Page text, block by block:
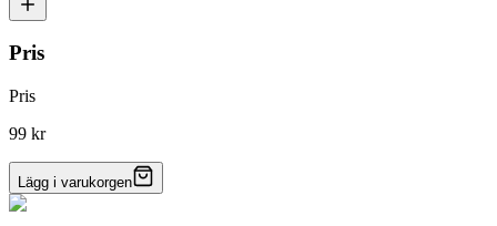
Pris
Pris
99 kr
Lägg i varukorgen